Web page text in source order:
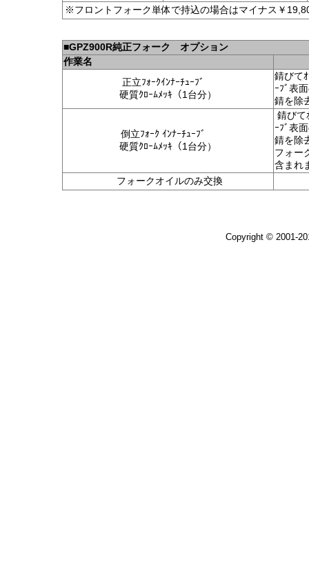
※フロントフォーク単体で持込の場合はマイナス￥
■GPZ900R純正フォーク オプション
作業名
正立ﾌｫｰｸｲﾝﾅｰﾁｭｰﾌﾞ
硬質ｸﾛｰﾑﾒｯｷ（1台分）
錆びて
ｰﾌﾞ表
錆を除
倒立ﾌｫｰｸ ｲﾝﾅｰﾁｭｰﾌﾞ
硬質ｸﾛｰﾑﾒｯｷ（1台分）
錆びて
ｰﾌﾞ表
錆を除
フォー
含まれ
フォークオイルのみ交換
Copyright © 2001-